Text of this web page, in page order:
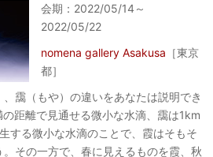
会期：2022/05/14～
2022/05/22
nomena gallery Asakusa ［東京
都］
靄（もや）の違いをあなたは説明でき
距離で見通せる微小な水滴、靄は1km
する微小な水滴のことで、霞はそもそ
その一方で、春に見えるものを霞、秋